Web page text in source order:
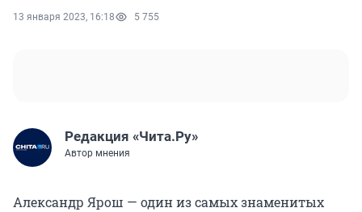
13 января 2023, 16:18 5 755
Редакция «Чита.Ру»
Автор мнения
Александр Ярош — один из самых знаменитых